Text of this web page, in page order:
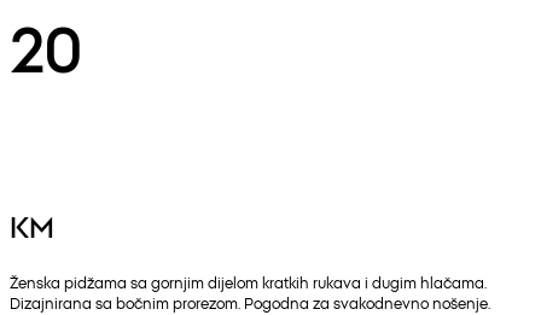
20
KM
Ženska pidžama sa gornjim dijelom kratkih rukava i dugim hlačama.
Dizajnirana sa bočnim prorezom. Pogodna za svakodnevno nošenje.